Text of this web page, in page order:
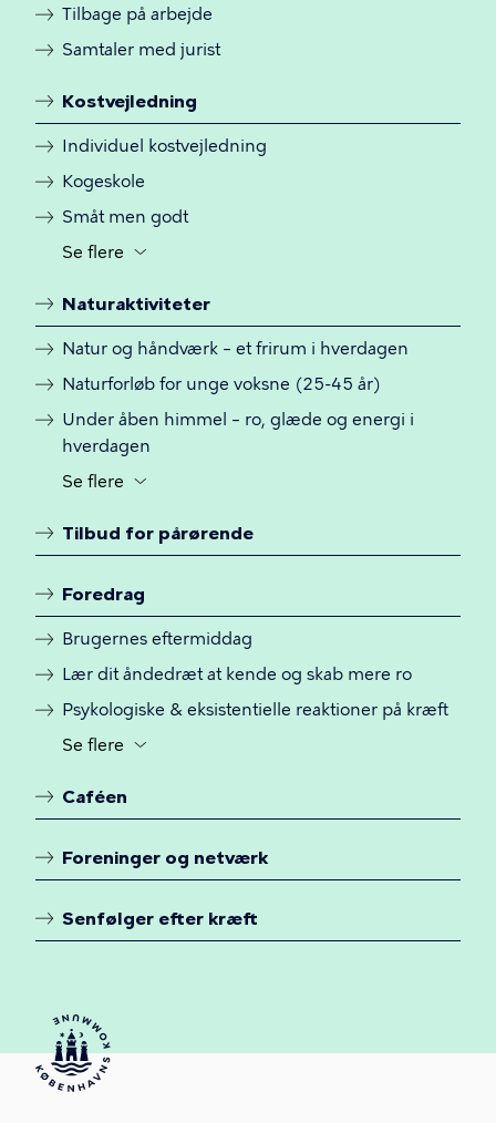
til
og
for
yderligere
menulinks
Tilbage på arbejde
Samtaler med jurist
Kostvejledning
Individuel kostvejledning
Kogeskole
Småt men godt
Se flere Knap
at
slå
synligheden
til
og
fra
Naturaktiviteter
Natur og håndværk – et frirum i hverdagen
Naturforløb for unge voksne (25-45 år)
Under åben himmel – ro, glæde og energi i
hverdagen
Se flere Knap
at
slå
synligheden
til
og
fra
yderligere
menulinks
Tilbud for pårørende
Foredrag
Brugernes eftermiddag
Lær dit åndedræt at kende og skab mere ro
Psykologiske & eksistentielle reaktioner på kræft
Se flere Knap
slå
synligheden
til
fra
Caféen
Foreninger og netværk
Senfølger efter kræft